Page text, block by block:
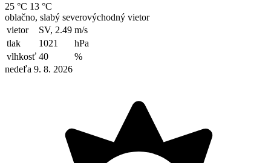
25 °C 13 °C
oblačno, slabý severovýchodný vietor
vietor
SV, 2.49 m/s
tlak
1021
hPa
vlhkosť 40
%
nedeľa 9. 8. 2026